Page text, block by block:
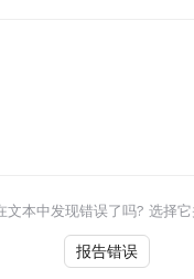
文本中发现错误了吗? 选择
报告错误